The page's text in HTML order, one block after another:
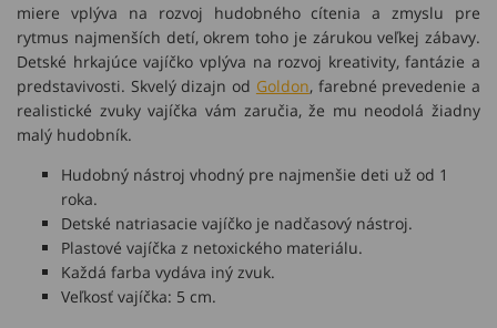
miere vplýva na rozvoj hudobného cítenia a zmyslu pre
rytmus najmenších detí, okrem toho je zárukou veľkej zábavy.
Detské hrkajúce vajíčko vplýva na rozvoj kreativity, fantázie a
predstavivosti. Skvelý dizajn od Goldon, farebné prevedenie a
realistické zvuky vajíčka vám zaručia, že mu neodolá žiadny
malý hudobník.
Hudobný nástroj vhodný pre najmenšie deti už od 1
roka.
Detské natriasacie vajíčko je nadčasový nástroj.
Plastové vajíčka z netoxického materiálu.
Každá farba vydáva iný zvuk.
Veľkosť vajíčka: 5 cm.